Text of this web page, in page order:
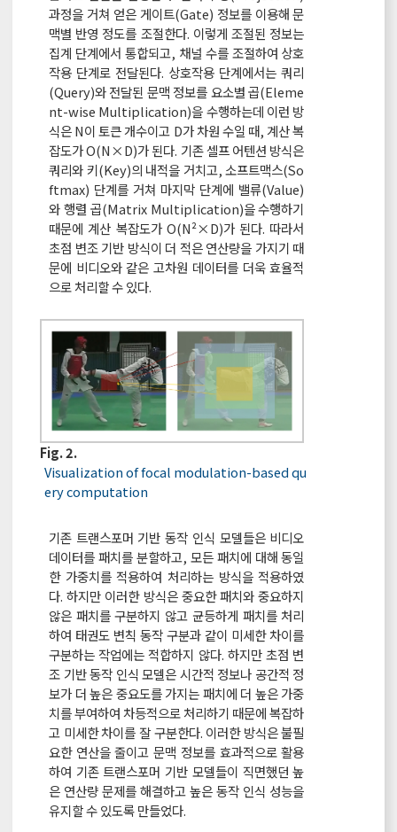
과정을 거쳐 얻은 게이트(Gate) 정보를 이용해 문
맥별 반영 정도를 조절한다. 이렇게 조절된 정보는
집계 단계에서 통합되고, 채널 수를 조절하여 상호
작용 단계로 전달된다. 상호작용 단계에서는 쿼리
(Query)와 전달된 문맥 정보를 요소별 곱(Eleme
nt-wise Multiplication)을 수행하는데 이런 방
식은 N이 토큰 개수이고 D가 차원 수일 때, 계산 복
잡도가 O(N×D)가 된다. 기존 셀프 어텐션 방식은
쿼리와 키(Key)의 내적을 거치고, 소프트맥스(So
ftmax) 단계를 거쳐 마지막 단계에 밸류(Value)
와 행렬 곱(Matrix Multiplication)을 수행하기
때문에 계산 복잡도가 O(N²×D)가 된다. 따라서
초점 변조 기반 방식이 더 적은 연산량을 가지기 때
문에 비디오와 같은 고차원 데이터를 더욱 효율적
으로 처리할 수 있다.
Fig. 2.
Visualization of focal modulation-based qu
ery computation
기존 트랜스포머 기반 동작 인식 모델들은 비디오
데이터를 패치를 분할하고, 모든 패치에 대해 동일
한 가중치를 적용하여 처리하는 방식을 적용하였
다. 하지만 이러한 방식은 중요한 패치와 중요하지
않은 패치를 구분하지 않고 균등하게 패치를 처리
하여 태권도 변칙 동작 구분과 같이 미세한 차이를
구분하는 작업에는 적합하지 않다. 하지만 초점 변
조 기반 동작 인식 모델은 시간적 정보나 공간적 정
보가 더 높은 중요도를 가지는 패치에 더 높은 가중
치를 부여하여 차등적으로 처리하기 때문에 복잡하
고 미세한 차이를 잘 구분한다. 이러한 방식은 불필
요한 연산을 줄이고 문맥 정보를 효과적으로 활용
하여 기존 트랜스포머 기반 모델들이 직면했던 높
은 연산량 문제를 해결하고 높은 동작 인식 성능을
유지할 수 있도록 만들었다.